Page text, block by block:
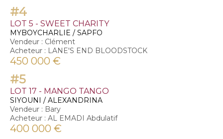
#4
LOT 5 - SWEET CHARITY
MYBOYCHARLIE / SAPFO
Vendeur : Clément
Acheteur : LANE'S END BLOODSTOCK
450 000 €
#5
LOT 17 - MANGO TANGO
SIYOUNI / ALEXANDRINA
Vendeur : Bary
Acheteur : AL EMADI Abdulatif
400 000 €